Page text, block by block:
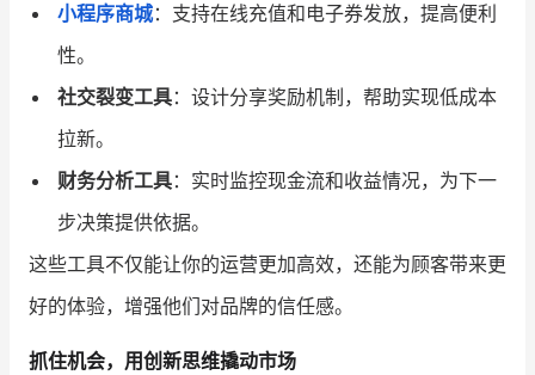
小程序商城：支持在线充值和电子券发放，提高便利
性。
社交裂变工具：设计分享奖励机制，帮助实现低成本
拉新。
财务分析工具：实时监控现金流和收益情况，为下一
步决策提供依据。
这些工具不仅能让你的运营更加高效，还能为顾客带来更
好的体验，增强他们对品牌的信任感。
抓住机会，用创新思维撬动市场